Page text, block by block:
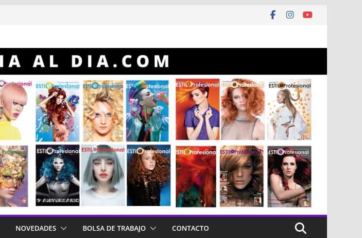
NOVEDADES BOLSA DE TRABAJO CONTACTO